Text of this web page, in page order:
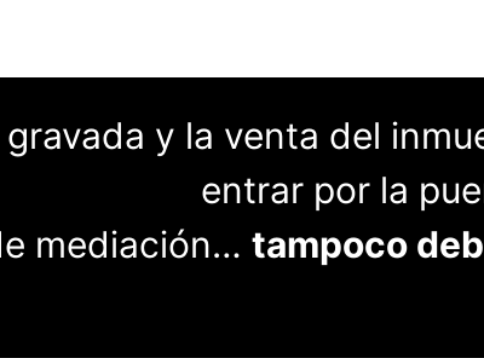
y la venta del
entrar por la
mediación… tampoco